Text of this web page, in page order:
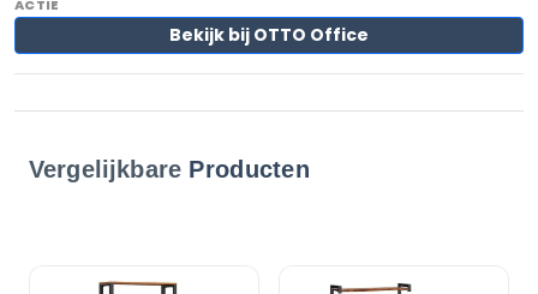
Bekijk bij OTTO Office
Vergelijkbare Producten